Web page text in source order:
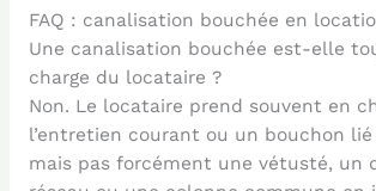
FAQ : canalisation bouchée en
Une canalisation bouchée est-elle
charge du locataire ?
Non. Le locataire prend souvent en
l’entretien courant ou un bouchon lié
mais pas forcément une vétusté, un